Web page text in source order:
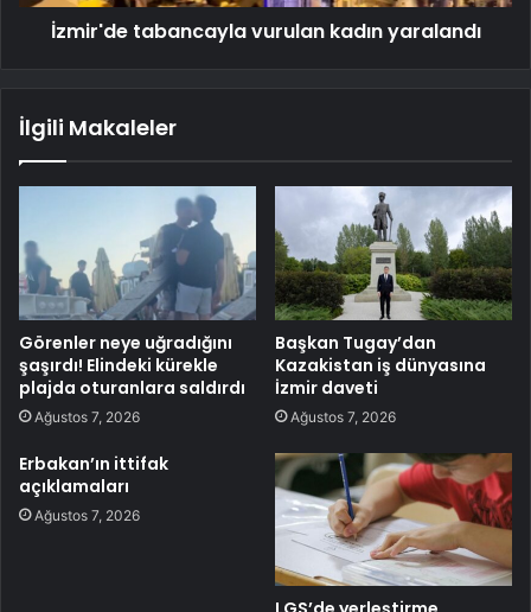
İzmir'de tabancayla vurulan kadın yaralandı
İlgili Makaleler
Görenler neye uğradığını
şaşırdı! Elindeki kürekle
plajda oturanlara saldırdı
Ağustos 7, 2026
Başkan Tugay’dan
Kazakistan iş dünyasına
İzmir daveti
Ağustos 7, 2026
Erbakan’ın ittifak
açıklamaları
Ağustos 7, 2026